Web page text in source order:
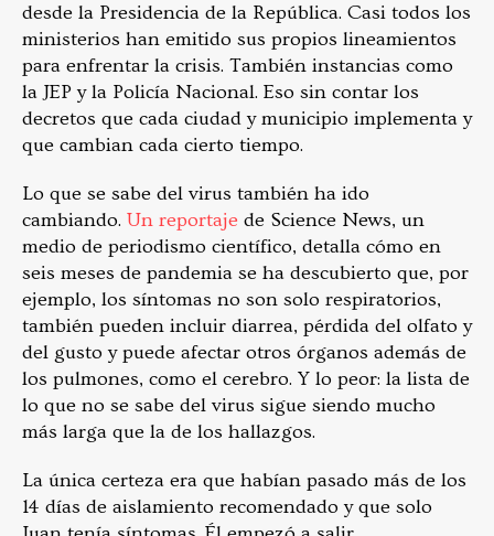
desde la Presidencia de la República. Casi todos los
ministerios han emitido sus propios lineamientos
para enfrentar la crisis. También instancias como
la JEP y la Policía Nacional. Eso sin contar los
decretos que cada ciudad y municipio implementa y
que cambian cada cierto tiempo.
Lo que se sabe del virus también ha ido
cambiando. Un reportaje de Science News, un
medio de periodismo científico, detalla cómo en
seis meses de pandemia se ha descubierto que, por
ejemplo, los síntomas no son solo respiratorios,
también pueden incluir diarrea, pérdida del olfato y
del gusto y puede afectar otros órganos además de
los pulmones, como el cerebro. Y lo peor: la lista de
lo que no se sabe del virus sigue siendo mucho
más larga que la de los hallazgos.
La única certeza era que habían pasado más de los
14 días de aislamiento recomendado y que solo